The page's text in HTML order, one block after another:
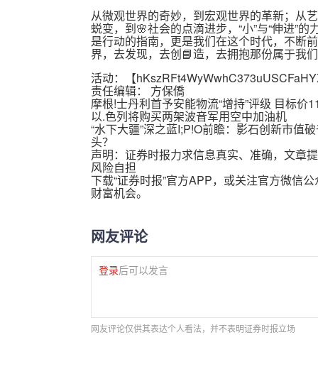
从微观世界的奇妙，到宏观世界的革新；从
蜕变，到🌸社会的点滴进步，“小”与“伸进”
是行动的指南，更是我们在这个时代，不断
界，去发现，去创📘造，去拥抱那份属于我
活动：【
责任编辑： 方保僑
摩根!士丹利首予安能物流“增持”评级 目标
以.色列将购买两架波音军用空中加油机
“水下大疆”深之蓝I;P!O前瞻：影石创新市值
头？
声明：证券时报力求信息真实、准确，文章
风险自担
下载“证券时报”官方APP，或关注官方微信
财富机会。
网友评论
登录后可以发言
网友评论仅供其表达个人看法，并不表明证券时报立场